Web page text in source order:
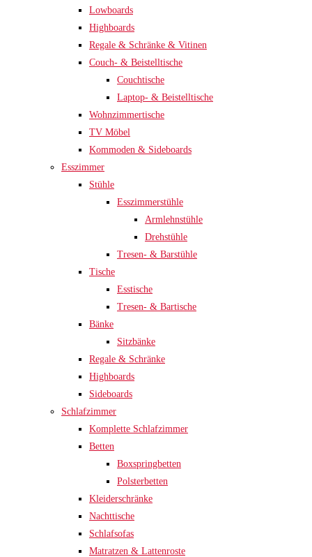
Lowboards
Highboards
Regale & Schränke & Vitinen
Couch- & Beistelltische
Couchtische
Laptop- & Beistelltische
Wohnzimmertische
TV Möbel
Kommoden & Sideboards
Esszimmer
Stühle
Esszimmerstühle
Armlehnstühle
Drehstühle
Tresen- & Barstühle
Tische
Esstische
Tresen- & Bartische
Bänke
Sitzbänke
Regale & Schränke
Highboards
Sideboards
Schlafzimmer
Komplette Schlafzimmer
Betten
Boxspringbetten
Polsterbetten
Kleiderschränke
Nachttische
Schlafsofas
Matratzen & Lattenroste